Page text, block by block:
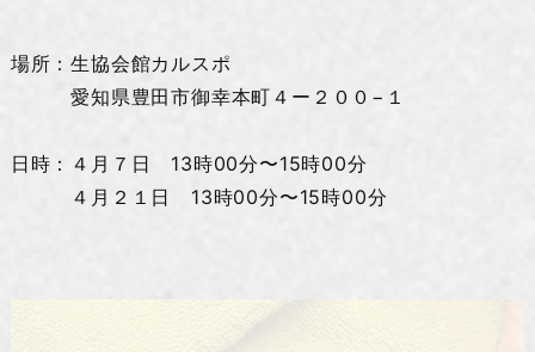
場所：生協会館カルスポ
愛知県豊田市御幸本町４ー２００−１
日時：４月７日 13時00分〜15時00分
４月２１日 13時00分〜15時00分